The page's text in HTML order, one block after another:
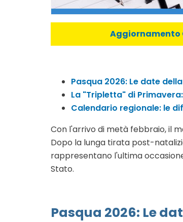
Aggiornamento
Pasqua 2026: Le date
La "Tripletta" di
Calendario regionale: le
Con l'arrivo di metà febbraio, il
Dopo la lunga tirata post-
rappresentano l'ultima
Stato.
Pasqua 2026: Le